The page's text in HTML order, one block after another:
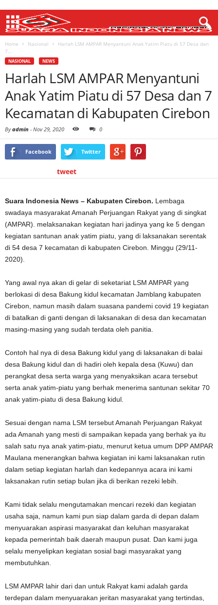
Home Nasional
Harlah LSM AMPAR Menyantuni Anak Yatim Piatu di 57 Desa dan
7...
NASIONAL NEWS
Harlah LSM AMPAR Menyantuni
Anak Yatim Piatu di 57 Desa dan 7
Kecamatan di Kabupaten Cirebon
Byadmin - Nov 29, 2020 0
Facebook Twitter
tweet
Suara Indonesia News – Kabupaten Cirebon. Lembaga
swadaya masyarakat Amanah Perjuangan Rakyat yang di singkat
(AMPAR). melaksanakan kegiatan hari jadinya yang ke 5 dengan
kegiatan santunan anak yatim piatu, yang di laksanakan serentak
di 54 desa 7 kecamatan di kabupaten Cirebon. Minggu (29/11-
2020).
Yang awal nya akan di gelar di seketariat LSM AMPAR yang
berlokasi di desa Bakung kidul kecamatan Jamblang kabupaten
Cirebon, namun masih dalam suasana pandemi covid 19 kegiatan
di batalkan di ganti dengan di laksanakan di desa dan kecamatan
masing-masing yang sudah terdata oleh panitia.
Contoh hal nya di desa Bakung kidul yang di laksanakan di balai
desa Bakung kidul dan di hadiri oleh kepala desa (Kuwu) dan
perangkat desa serta warga yang menyaksikan acara tersebut
serta anak yatim-piatu yang berhak menerima santunan sekitar 70
anak yatim-piatu di desa Bakung kidul.
Sesuai dengan nama LSM tersebut Amanah Perjuangan Rakyat
ada Amanah yang mesti di sampaikan kepada yang berhak ya itu
salah satu nya anak yatim-piatu, menurut ketua umum DPP AMPAR
Maulana menerangkan bahwa kegiatan ini kami laksanakan rutin
dalam setiap kegiatan harlah dan kedepannya acara ini kami
laksanakan rutin setiap bulan jika di berikan rezeki lebih.
Kami tidak selalu mengutamakan mencari rezeki dan kegiatan
usaha saja, namun kami pun siap dalam garda di depan dalam
menyuarakan aspirasi masyarakat dan keluhan masyarakat
kepada pemerintah baik daerah maupun pusat. Dan kami juga
selalu menyelipkan kegiatan sosial bagi masyarakat yang
membutuhkan.
LSM AMPAR lahir dari dan untuk Rakyat kami adalah garda
terdepan dalam menyuarakan jeritan masyarakat yang tertindas,